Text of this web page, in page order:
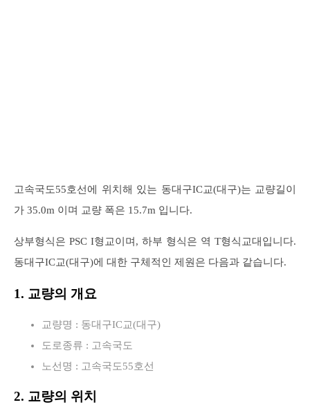
고속국도55호선에 위치해 있는 동대구IC교(대구)는 교량길이
가 35.0m 이며 교량 폭은 15.7m 입니다.
상부형식은 PSC I형교이며, 하부 형식은 역 T형식교대입니다.
동대구IC교(대구)에 대한 구체적인 제원은 다음과 같습니다.
1. 교량의 개요
교량명 : 동대구IC교(대구)
도로종류 : 고속국도
노선명 : 고속국도55호선
2. 교량의 위치